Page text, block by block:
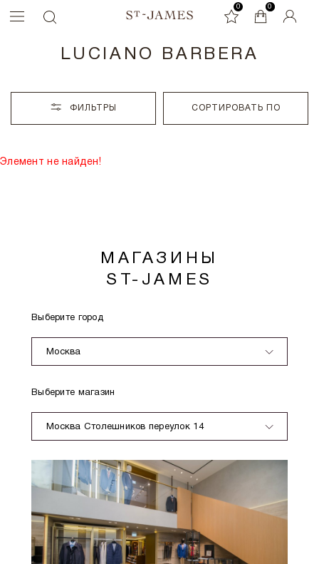
0 0
0
LUCIANO BARBERA
ФИЛЬТРЫ СОРТИРОВАТЬ ПО
Элемент не найден!
МАГАЗИНЫ
ST-JAMES
Выберите город
Москва
Выберите магазин
Москва Столешников переулок 14